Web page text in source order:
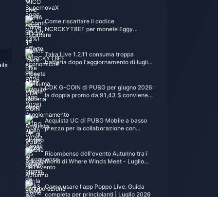
Come riscattare il codice
NCRCKYT8EF per monete Eggy
gratuite (ago 2026)
Taka Live 1.2.11 consuma troppa
batteria dopo l'aggiornamento di luglio
CDK G-COIN di PUBG per giugno 2026:
la doppia promo da 91,43 $ conviene
davvero?
Acquista UC di PUBG Mobile a basso
prezzo per la collaborazione con
Ricompense dell'evento Autunno tra i
monti di Where Winds Meet - Luglio
2026: Elenco completo, valuta e
priorità
Come usare l'app Poppo Live: Guida
completa per principianti | Luglio 2026